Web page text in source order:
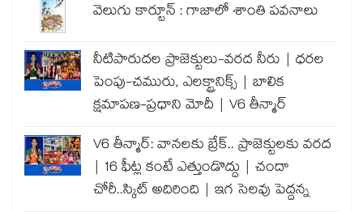
వెలుగు కార్టూన్ : గాజాలో శాంతి పవనాలు
నీటిపారుదల ప్రాజెక్టులు-వరద నీరు | ధరల
పెంపు-చమురు, ఎలక్ట్రానిక్స్ | బాలిక
క్షమాపణ-ప్రధాని మోదీ | V6 తీన్మార్
V6 తీన్మార్: వానలకు బ్రేక్.. ప్రాజెక్టులకు వరద
| 16 ఫీట్ల కంటే ఎత్తుండొద్దు | చందా
చోరీ..స్కిట్ అదిరింది | ఇగ సెలవు పెద్దన్న